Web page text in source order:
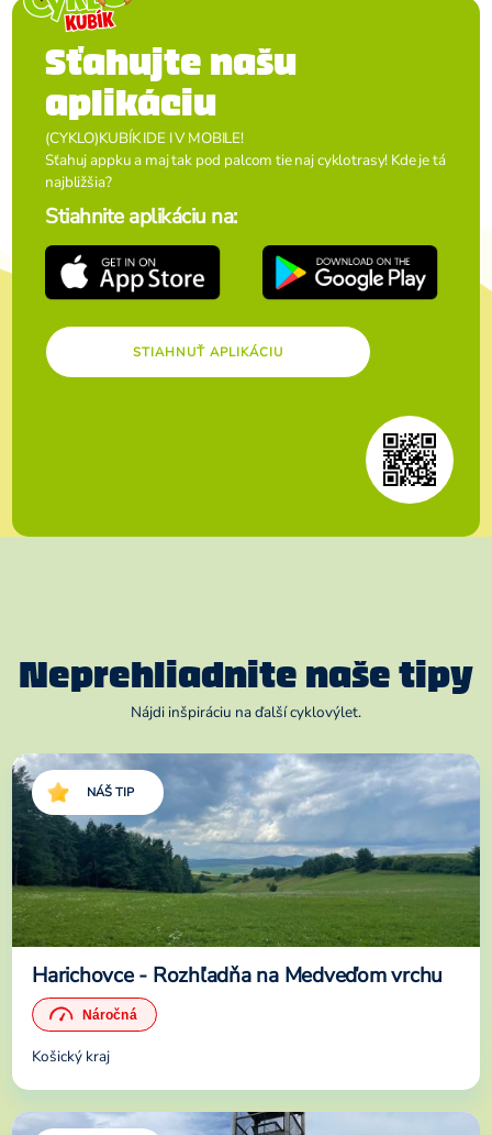
Sťahujte našu
aplikáciu
(CYKLO)KUBÍK IDE I V MOBILE!
Sťahuj appku a maj tak pod palcom tie naj cyklotrasy! Kde je tá
najbližšia?
Stiahnite aplikáciu na:
STIAHNUŤ APLIKÁCIU
Neprehliadnite naše tipy
Nájdi inšpiráciu na ďalší cyklovýlet.
NÁŠ TIP
Harichovce - Rozhľadňa na Medveďom vrchu
Košický kraj